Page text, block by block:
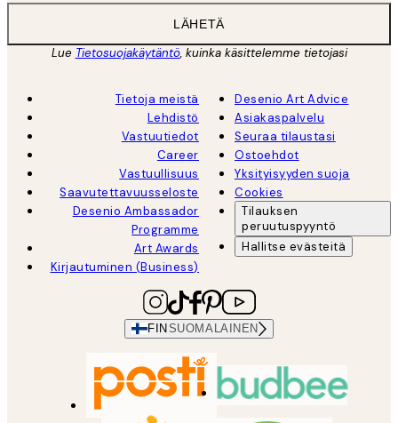
LÄHETÄ
Lue Tietosuojakäytäntö, kuinka käsittelemme tietojasi
Tietoja meistä
Lehdistö
Vastuutiedot
Career
Vastuullisuus
Saavutettavuusseloste
Desenio Ambassador
Programme
Art Awards
Kirjautuminen (Business)
Desenio Art Advice
Asiakaspalvelu
Seuraa tilaustasi
Ostoehdot
Yksityisyyden suoja
Cookies
Tilauksen
peruutuspyyntö
Hallitse evästeitä
FIN SUOMALAINEN